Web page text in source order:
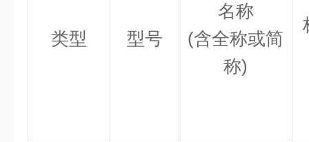
类型 型号
名称
(含全称或简
称)